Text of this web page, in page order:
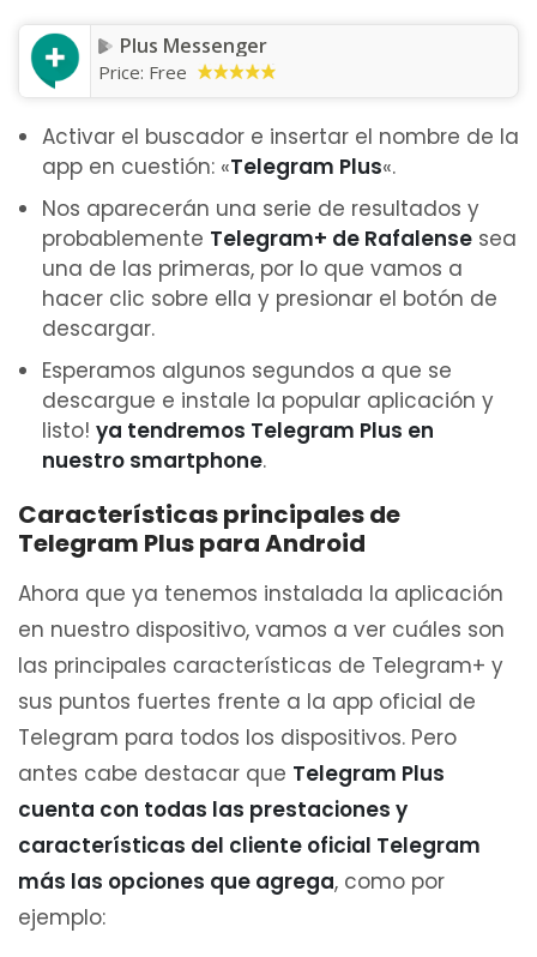
Plus Messenger
Price: Free
Activar el buscador e insertar el nombre de la
app en cuestión: «Telegram Plus«.
Nos aparecerán una serie de resultados y
probablemente Telegram+ de Rafalense sea
una de las primeras, por lo que vamos a
hacer clic sobre ella y presionar el botón de
descargar.
Esperamos algunos segundos a que se
descargue e instale la popular aplicación y
listo! ya tendremos Telegram Plus en
nuestro smartphone.
Características principales de
Telegram Plus para Android
Ahora que ya tenemos instalada la aplicación
en nuestro dispositivo, vamos a ver cuáles son
las principales características de Telegram+ y
sus puntos fuertes frente a la app oficial de
Telegram para todos los dispositivos. Pero
antes cabe destacar que Telegram Plus
cuenta con todas las prestaciones y
características del cliente oficial Telegram
más las opciones que agrega, como por
ejemplo: